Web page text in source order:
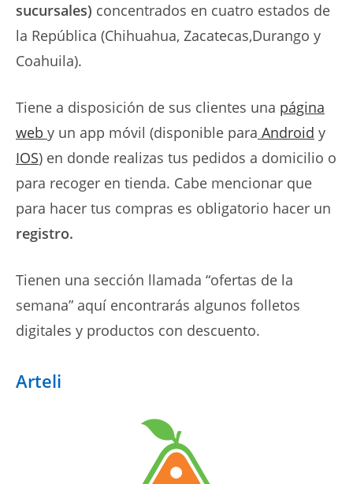
sucursales) concentrados en cuatro estados de
la República (Chihuahua, Zacatecas,Durango y
Coahuila).
Tiene a disposición de sus clientes una página
web y un app móvil (disponible para Android y
IOS) en donde realizas tus pedidos a domicilio o
para recoger en tienda. Cabe mencionar que
para hacer tus compras es obligatorio hacer un
registro.
Tienen una sección llamada “ofertas de la
semana” aquí encontrarás algunos folletos
digitales y productos con descuento.
Arteli